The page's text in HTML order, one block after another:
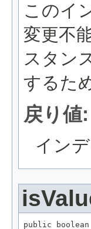
このイ
変更不
スタン
するた
戻り値:
イン
public